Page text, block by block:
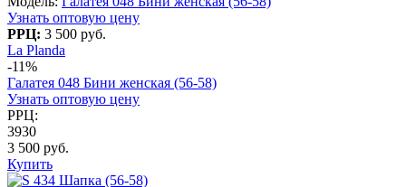
Узнать оптовую цену
РРЦ: 3 500 руб.
La Planda
-11%
Галатея 048 Бини женская (56-58)
Узнать оптовую цену
РРЦ:
3930
3 500 руб.
Купить